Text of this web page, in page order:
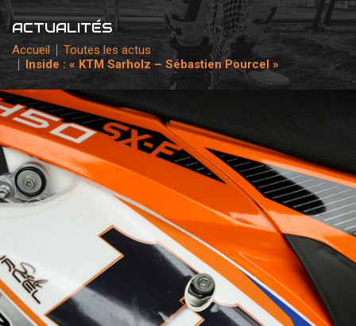
CHAMPIONNAT
PARTENAIRES
accéder à la billetterie
ACTUALITÉS
Accueil
Toutes les actus
Inside : « KTM Sarholz – Sébastien Pourcel »